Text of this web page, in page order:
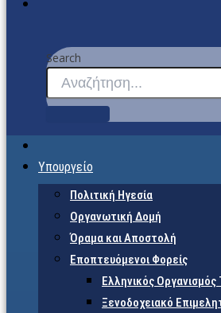
Search
Υπουργείο
Πολιτική Ηγεσία
Οργανωτική Δομή
Όραμα και Αποστολή
Εποπτευόμενοι Φορείς
Eλληνικός
Ξενοδοχειακό